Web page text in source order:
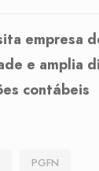
empresa
e amplia
contábeis
PGFN